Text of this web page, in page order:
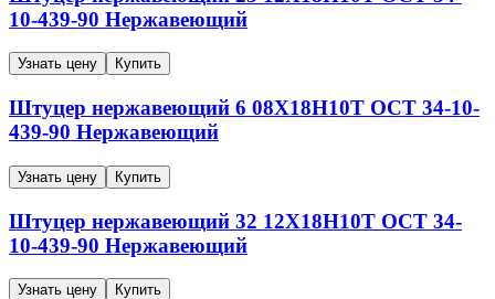
10-439-90 Нержавеющий
Узнать цену Купить
Штуцер нержавеющий 6 08Х18Н10Т ОСТ 34-10-
439-90 Нержавеющий
Узнать цену Купить
Штуцер нержавеющий 32 12Х18Н10Т ОСТ 34-
10-439-90 Нержавеющий
Узнать цену Купить